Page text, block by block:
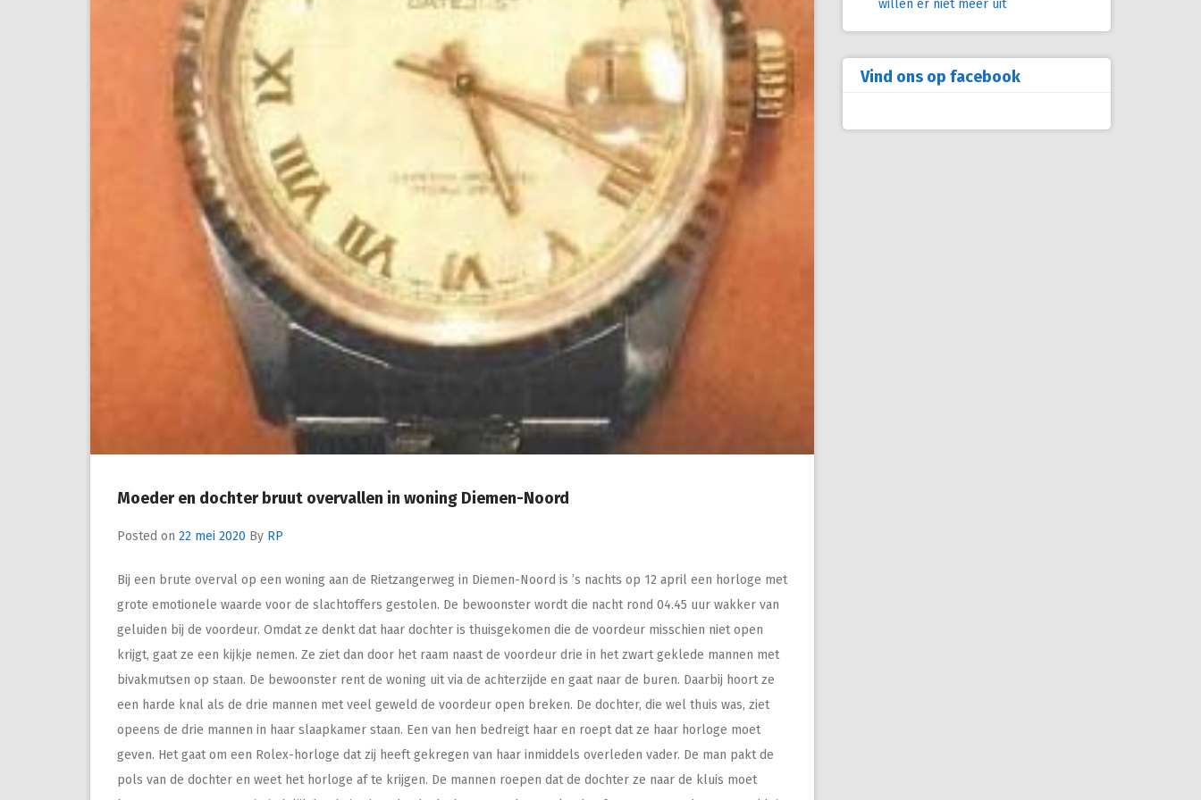
Moeder en dochter bruut overvallen in woning Diemen-Noord
Posted on 22 mei 2020 By RP
Bij een brute overval op een woning aan de Rietzangerweg in Diemen-Noord is ’s nachts op 12 april een horloge met
grote emotionele waarde voor de slachtoffers gestolen. De bewoonster wordt die nacht rond 04.45 uur wakker van
geluiden bij de voordeur. Omdat ze denkt dat haar dochter is thuisgekomen die de voordeur misschien niet open
krijgt, gaat ze een kijkje nemen. Ze ziet dan door het raam naast de voordeur drie in het zwart geklede mannen met
bivakmutsen op staan. De bewoonster rent de woning uit via de achterzijde en gaat naar de buren. Daarbij hoort ze
een harde knal als de drie mannen met veel geweld de voordeur open breken. De dochter, die wel thuis was, ziet
opeens de drie mannen in haar slaapkamer staan. Een van hen bedreigt haar en roept dat ze haar horloge moet
geven. Het gaat om een Rolex-horloge dat zij heeft gekregen van haar inmiddels overleden vader. De man pakt de
pols van de dochter en weet het horloge af te krijgen. De mannen roepen dat de dochter ze naar de kluis moet
willen er niet meer uit
Vind ons op facebook